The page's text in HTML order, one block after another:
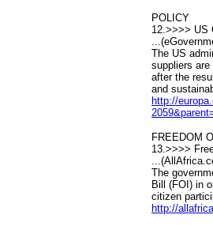
POLICY
12.>>>> US
The US
suppliers
after the
and
http://
FREEDOM
13.>>>>
The
Bill (FOI) in
citizen
http://